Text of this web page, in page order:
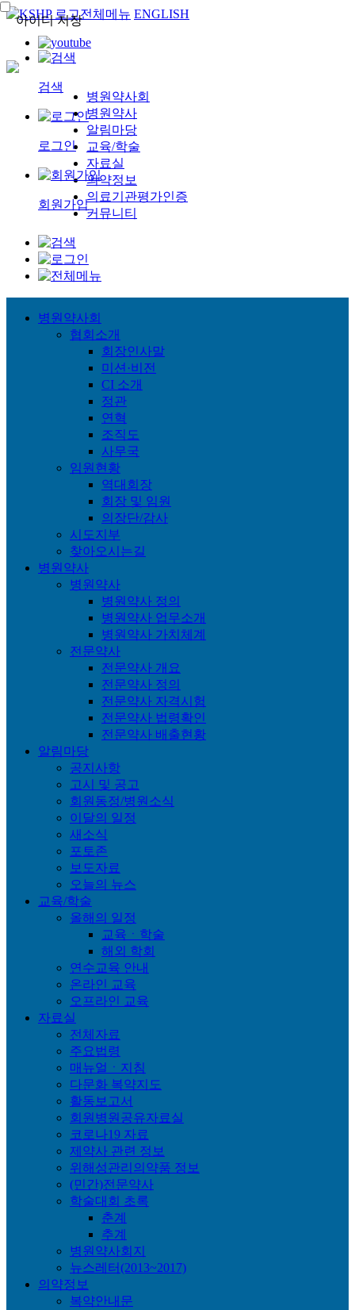
전체메뉴 ENGLISH
검색
로그인
회원가입
병원약사회
병원약사
알림마당
교육/학술
자료실
의약정보
의료기관평가인증
커뮤니티
병원약사회
협회소개
회장인사말
미션·비전
CI 소개
정관
연혁
조직도
사무국
임원현황
역대회장
회장 및 임원
의장단/감사
시도지부
찾아오시는길
병원약사
병원약사
병원약사 정의
병원약사 업무소개
병원약사 가치체계
전문약사
전문약사 개요
전문약사 정의
전문약사 자격시험
전문약사 법령확인
전문약사 배출현황
알림마당
공지사항
고시 및 공고
회원동정/병원소식
이달의 일정
새소식
포토존
보도자료
오늘의 뉴스
교육/학술
올해의 일정
교육ㆍ학술
해외 학회
연수교육 안내
온라인 교육
오프라인 교육
자료실
전체자료
주요법령
매뉴얼ㆍ지침
다문화 복약지도
활동보고서
회원병원공유자료실
코로나19 자료
제약사 관련 정보
위해성관리의약품 정보
(민간)전문약사
학술대회 초록
춘계
추계
병원약사회지
뉴스레터(2013~2017)
의약정보
복약안내문
아이디 저장